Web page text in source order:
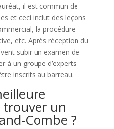
il est commun de
et ceci inclut des leçons
la procédure
etc. Après réception du
subir un examen de
à un groupe d’experts
inscrits au barreau.
un
Combe ?